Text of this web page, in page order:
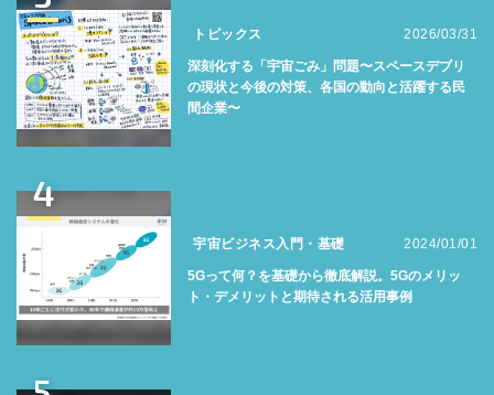
トピックス 2026/03/31
深刻化する「宇宙ごみ」問題〜スペースデブリ
の現状と今後の対策、各国の動向と活躍する民
間企業〜
4
宇宙ビジネス入門・基礎 2024/01/01
5Gって何？を基礎から徹底解説。5Gのメリッ
ト・デメリットと期待される活用事例